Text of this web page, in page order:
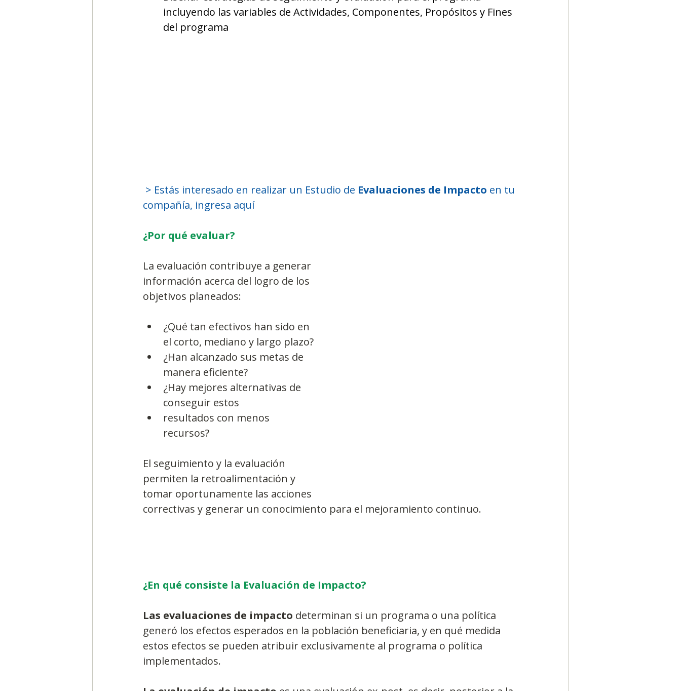
incluyendo las variables de Actividades, Componentes, Propósitos y Fines
del programa
> Estás interesado en realizar un Estudio de Evaluaciones de Impacto en tu
compañía, ingresa aquí
¿Por qué evaluar?
La evaluación contribuye a generar
información acerca del logro de los
objetivos planeados:
¿Qué tan efectivos han sido en
el corto, mediano y largo plazo?
¿Han alcanzado sus metas de
manera eficiente?
¿Hay mejores alternativas de
conseguir estos
resultados con menos
recursos?
El seguimiento y la evaluación
permiten la retroalimentación y
tomar oportunamente las acciones
correctivas y generar un conocimiento para el mejoramiento continuo.
¿En qué consiste la Evaluación de Impacto?
Las evaluaciones de impacto determinan si un programa o una política
generó los efectos esperados en la población beneficiaria, y en qué medida
estos efectos se pueden atribuir exclusivamente al programa o política
implementados.